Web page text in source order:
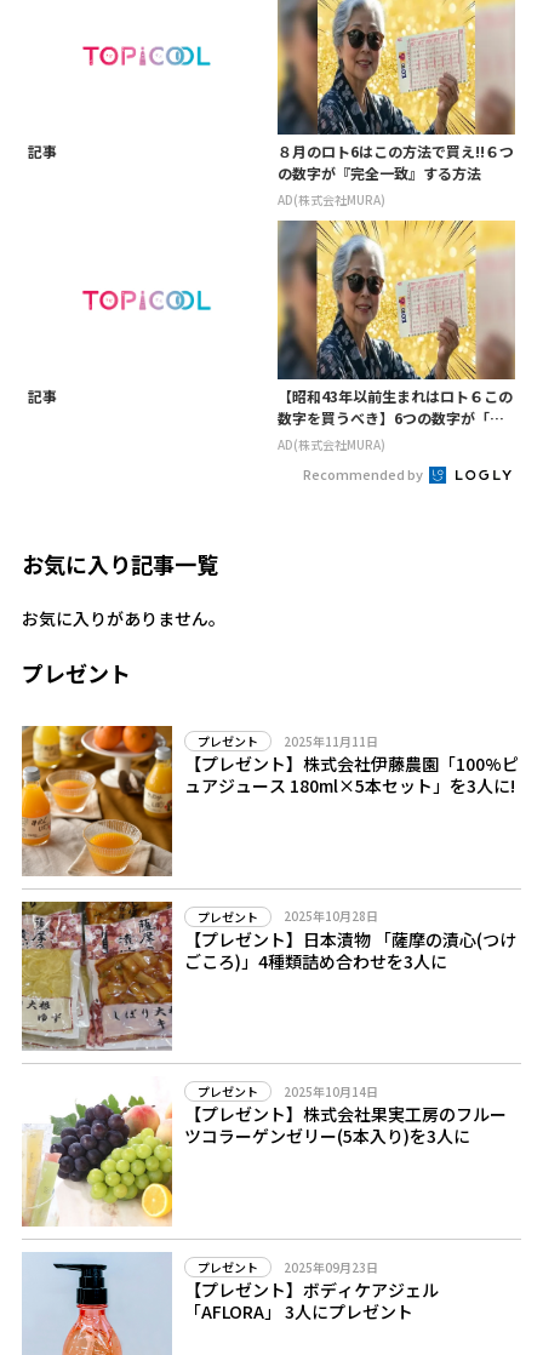
記事
８月のロト6はこの方法で買え!!６つ
の数字が『完全一致』する方法
AD(株式会社MURA)
記事
【昭和43年以前生まれはロト６この
数字を買うべき】6つの数字が「完
全一致」する方法
AD(株式会社MURA)
Recommended by
お気に入り記事一覧
お気に入りがありません。
プレゼント
プレゼント 2025年11月11日
【プレゼント】株式会社伊藤農園「100%ピ
ュアジュース 180ml×5本セット」を3人に!
プレゼント 2025年10月28日
【プレゼント】日本漬物 「薩摩の漬心(つけ
ごころ)」4種類詰め合わせを3人に
プレゼント 2025年10月14日
【プレゼント】株式会社果実工房のフルー
ツコラーゲンゼリー(5本入り)を3人に
プレゼント 2025年09月23日
【プレゼント】ボディケアジェル
「AFLORA」 3人にプレゼント